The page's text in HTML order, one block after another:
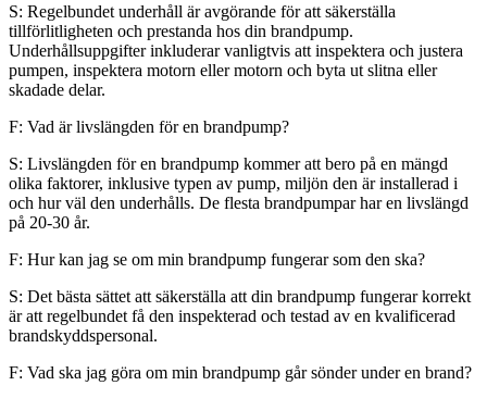
S: Regelbundet underhåll är avgörande för att säkerställa
tillförlitligheten och prestanda hos din brandpump.
Underhållsuppgifter inkluderar vanligtvis att inspektera och justera
pumpen, inspektera motorn eller motorn och byta ut slitna eller
skadade delar.
F: Vad är livslängden för en brandpump?
S: Livslängden för en brandpump kommer att bero på en mängd
olika faktorer, inklusive typen av pump, miljön den är installerad i
och hur väl den underhålls. De flesta brandpumpar har en livslängd
på 20-30 år.
F: Hur kan jag se om min brandpump fungerar som den ska?
S: Det bästa sättet att säkerställa att din brandpump fungerar korrekt
är att regelbundet få den inspekterad och testad av en kvalificerad
brandskyddspersonal.
F: Vad ska jag göra om min brandpump går sönder under en brand?